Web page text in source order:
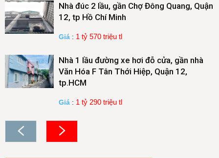
Nhà đúc 2 lầu, gần Chợ Đông Quang, Quận
12, tp Hồ Chí Minh
Giá : 1 tỷ 570 triệu tl
Nhà 1 lầu đường xe hơi đỗ cửa, gần nhà
Văn Hóa F Tân Thới Hiệp, Quận 12,
tp.HCM
Giá : 1 tỷ 290 triệu tl